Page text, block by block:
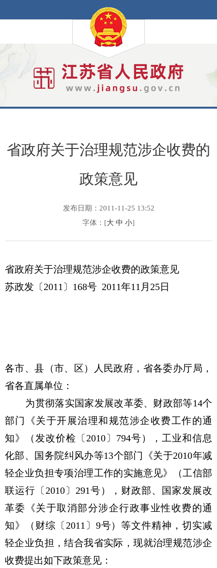
省政府关于治理规范涉企收费的
政策意见
发布日期：2011-11-25 13:52
字体：[大 中 小]
省政府关于治理规范涉企收费的政策意见
苏政发〔2011〕168号 2011年11月25日
各市、县（市、区）人民政府，省各委办厅局，
省各直属单位：
为贯彻落实国家发展改革委、财政部等14个
部门《关于开展治理和规范涉企收费工作的通
知》（发改价检〔2010〕794号），工业和信息
化部、国务院纠风办等13个部门《关于2010年减
轻企业负担专项治理工作的实施意见》（工信部
联运行〔2010〕291号），财政部、国家发展改
革委《关于取消部分涉企行政事业性收费的通
知》（财综〔2011〕9号）等文件精神，切实减
轻企业负担，结合我省实际，现就治理规范涉企
收费提出如下政策意见：